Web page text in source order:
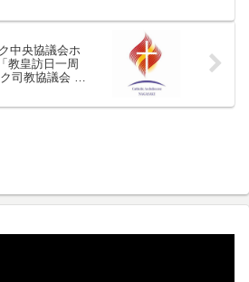
中央協議会ホ
教皇訪日一周
司教協議会 会